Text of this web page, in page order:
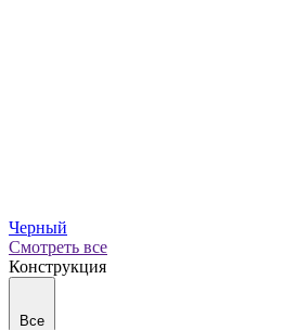
Черный
Смотреть все
Конструкция
Все